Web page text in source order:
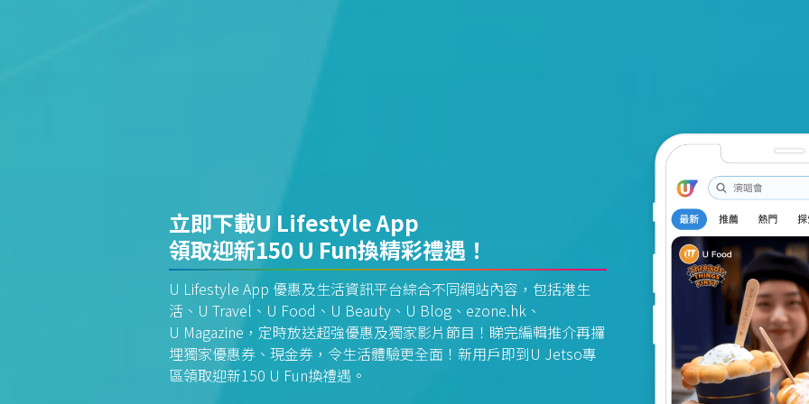
立即下載U Lifestyle App
領取迎新150 U Fun換精彩禮遇！
U Lifestyle App 優惠及生活資訊平台綜合不同網站內容，包括港生
活、U Travel、U Food、U Beauty、U Blog、ezone.hk、
U Magazine，定時放送超強優惠及獨家影片節目！睇完編輯推介再攞
埋獨家優惠券、現金券，令生活體驗更全面！新用戶即到U Jetso專
區領取迎新150 U Fun換禮遇。